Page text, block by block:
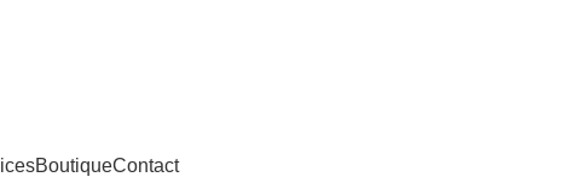
BoutiqueContact